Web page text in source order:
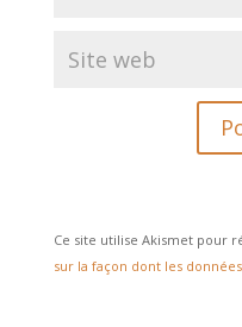
Ce site utilise Akismet pour
sur la façon dont les